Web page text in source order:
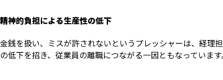
精神的負担による生産性の低下
金銭を扱い、ミスが許されないというプレッシャーは、経理
の低下を招き、従業員の離職につながる一因ともなっていま